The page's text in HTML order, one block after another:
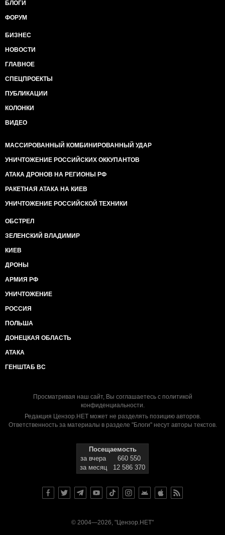
БЛОГИ
ФОРУМ
БИЗНЕС
НОВОСТИ
ГЛАВНОЕ
СПЕЦПРОЕКТЫ
ПУБЛИКАЦИИ
КОЛОНКИ
ВИДЕО
МАССИРОВАННЫЙ КОМБИНИРОВАННЫЙ УДАР
УНИЧТОЖЕНИЕ РОССИЙСКИХ ОККУПАНТОВ
АТАКА ДРОНОВ НА РЕГИОНЫ РФ
РАКЕТНАЯ АТАКА НА КИЕВ
УНИЧТОЖЕНИЕ РОССИЙСКОЙ ТЕХНИКИ
ОБСТРЕЛ
ЗЕЛЕНСКИЙ ВЛАДИМИР
КИЕВ
ДРОНЫ
АРМИЯ РФ
УНИЧТОЖЕНИЕ
РОССИЯ
ПОЛЬША
ДОНЕЦКАЯ ОБЛАСТЬ
АТАКА
ГЕНШТАБ ВС
Просматривая наш сайт, Вы соглашаетесь с политикой
конфиденциальности.
Редакция Цензор.НЕТ может не разделять позицию авторов.
Ответственность за материалы в разделе "Блоги" несут авторы текстов.
Посещаемость
за вчера
660 550
за месяц
12 586 370
© 2004—2026, "Цензор.НЕТ"